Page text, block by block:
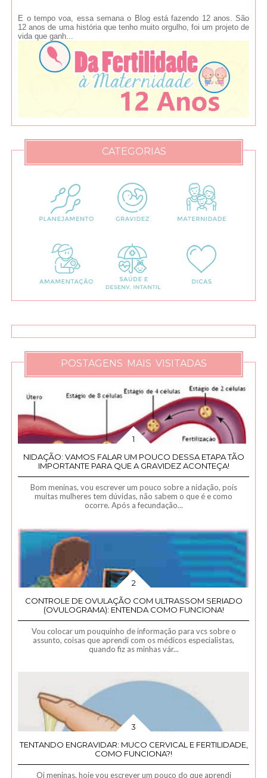
E o tempo voa, essa semana o Blog está fazendo 12 anos. São
12 anos de uma história que tenho muito orgulho, foi um projeto de
vida que ganh...
CATEGORIAS
POSTAGENS MAIS VISITADAS
NIDAÇÃO: VAMOS FALAR UM POUCO DESSA ETAPA TÃO
IMPORTANTE PARA QUE A GRAVIDEZ ACONTEÇA!
Bom meninas, vou escrever um pouco sobre a nidação, pois
muitas mulheres tem dúvidas, não sabem o que é e como
ocorre. Após a fecundação...
CONTROLE DE OVULAÇÃO COM ULTRASSOM SERIADO
(OVULOGRAMA): ENTENDA COMO FUNCIONA!
Vou colocar um pouquinho de informação para vcs sobre o
assunto, coisas que aprendi com os médicos especialistas,
quando fiz as minhas vár...
TENTANDO ENGRAVIDAR: MUCO CERVICAL E FERTILIDADE,
COMO FUNCIONA?!
Oi meninas, hoje vou escrever um pouco do que aprendi